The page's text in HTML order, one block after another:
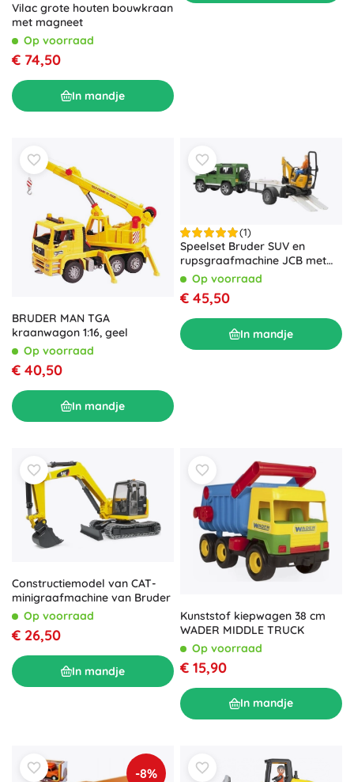
Vilac grote houten bouwkraan
met magneet
Op voorraad
€ 74,50
In mandje
BRUDER MAN TGA
kraanwagon 1:16, geel
Op voorraad
€ 40,50
In mandje
(1)
Speelset Bruder SUV en
rupsgraafmachine JCB met
aanhanger
Op voorraad
€ 45,50
In mandje
Constructiemodel van CAT-
minigraafmachine van Bruder
Op voorraad
€ 26,50
In mandje
Kunststof kiepwagen 38 cm
WADER MIDDLE TRUCK
Op voorraad
€ 15,90
In mandje
-8%